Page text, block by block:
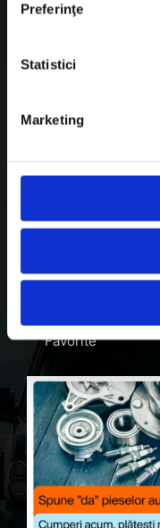
Preferinţe
Statistici
Marketing
Despre noi
Favorite